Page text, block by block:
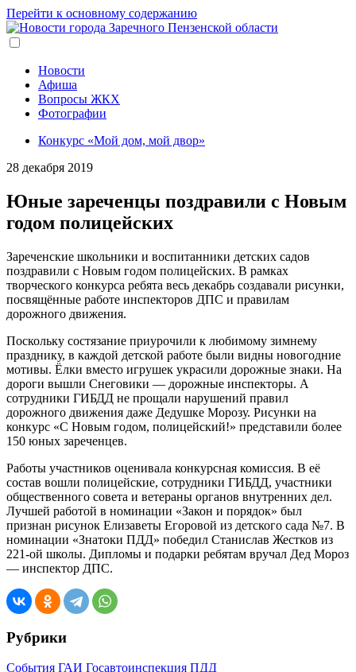
Перейти к основному содержанию
Новости
Афиша
Вопросы ЖКХ
Фотографии
Конкурс «Мой дом, мой двор»
28 декабря 2019
Юные зареченцы поздравили с Новым
годом полицейских
Зареченские школьники и воспитанники детских садов
поздравили с Новым годом полицейских. В рамках
творческого конкурса ребята весь декабрь создавали рисунки,
посвящённые работе инспекторов ДПС и правилам
дорожного движения.
Поскольку состязание приурочили к любимому зимнему
празднику, в каждой детской работе были видны новогодние
мотивы. Ёлки вместо игрушек украсили дорожные знаки. На
дороги вышли Снеговики — дорожные инспекторы. А
сотрудники ГИБДД не прощали нарушений правил
дорожного движения даже Дедушке Морозу. Рисунки на
конкурс «С Новым годом, полицейский!» представили более
150 юных зареченцев.
Работы участников оценивала конкурсная комиссия. В её
состав вошли полицейские, сотрудники ГИБДД, участники
общественного совета и ветераны органов внутренних дел.
Лучшей работой в номинации «Закон и порядок» был
признан рисунок Елизаветы Егоровой из детского сада №7. В
номинации «Знатоки ПДД» победил Станислав Жестков из
221-ой школы. Дипломы и подарки ребятам вручал Дед Мороз
— инспектор ДПС.
Рубрики
События ГАИ Госавтоинспекция ПДД